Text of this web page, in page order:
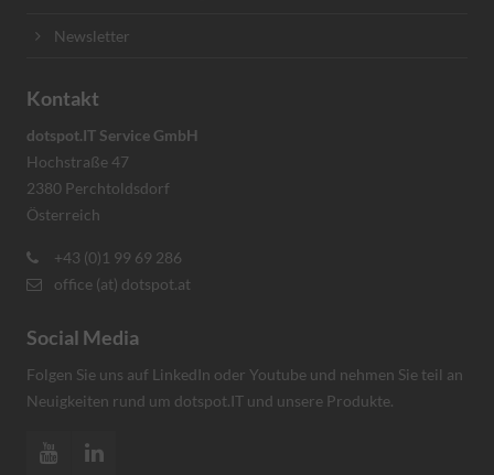
Newsletter
Kontakt
dotspot.IT Service GmbH
Hochstraße 47
2380 Perchtoldsdorf
Österreich
+43 (0)1 99 69 286
office (at) dotspot.at
Social Media
Folgen Sie uns auf LinkedIn oder Youtube und nehmen Sie teil an
Neuigkeiten rund um dotspot.IT und unsere Produkte.